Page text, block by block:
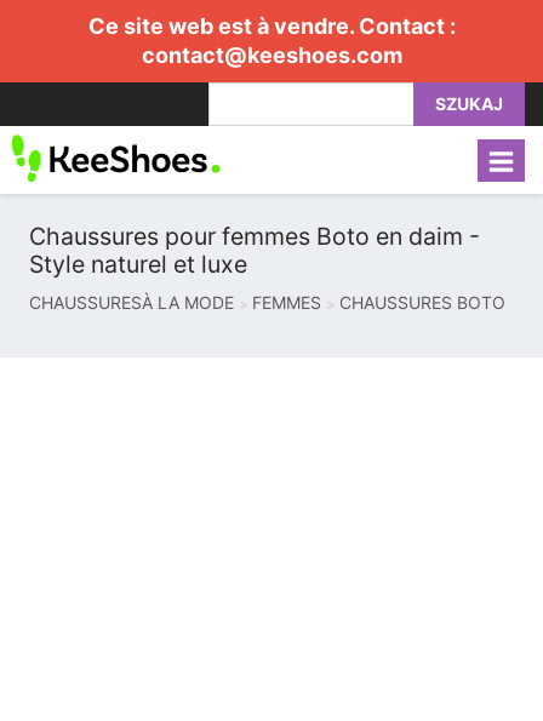
Ce site web est à vendre. Contact :
contact@keeshoes.com
SZUKAJ
Chaussures pour femmes Boto en daim -
Style naturel et luxe
CHAUSSURESÀ LA MODE FEMMES CHAUSSURES BOTO